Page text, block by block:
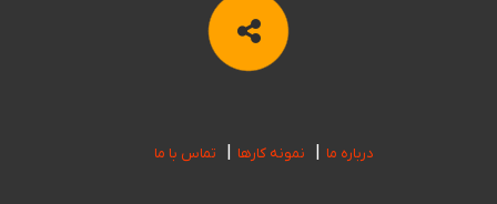
درباره ما نمونه کارها تماس با ما